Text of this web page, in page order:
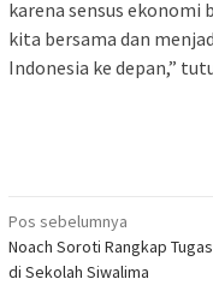
karena sensus
kita bersama dan
Indonesia ke depan,”
Navigasi
pos
Pos sebelumnya
Noach Soroti Rangkap
di Sekolah Siwalima